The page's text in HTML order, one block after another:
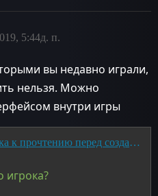
5:44д. п.
вы недавно играли,
нельзя. Можно
внутри игры
[FAQ/ЧаВо] шпаргалка к прочтению перед созданием темы
игрока?